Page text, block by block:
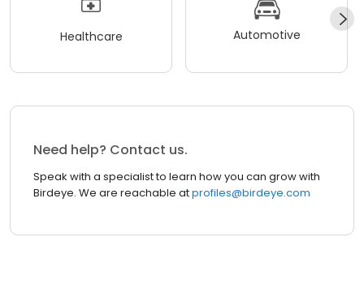
Healthcare Automotive
Need help? Contact us.
Speak with a specialist to learn how you can grow with
Birdeye. We are reachable atprofiles@birdeye.com